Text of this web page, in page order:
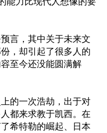
言，其中关于未来文
，却引起了很多人的
至今还没能圆满解
的一次浩劫，出于对
都来求教于凯西。在
希特勒的崛起、日本